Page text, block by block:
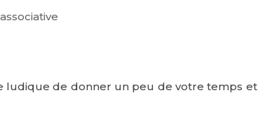
ludique de donner un peu de votre temps et